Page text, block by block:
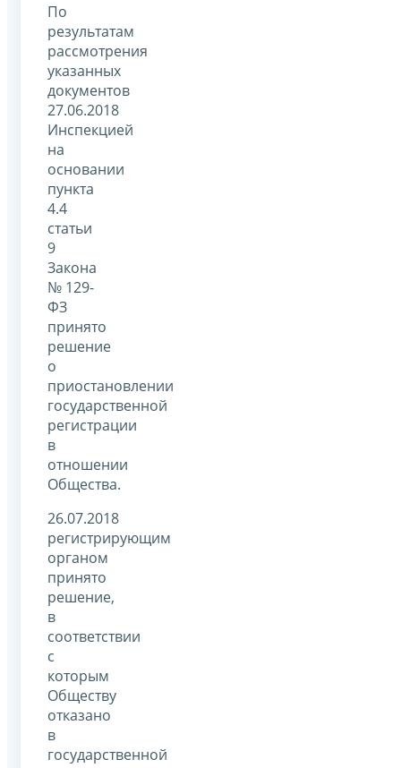
По
результатам
рассмотрения
указанных
документов
27.06.2018
Инспекцией
на
основании
пункта
4.4
статьи
9
Закона
№ 129-
ФЗ
принято
решение
о
приостановлении
государственной
регистрации
в
отношении
Общества.
26.07.2018
регистрирующим
органом
принято
решение,
в
соответствии
с
которым
Обществу
отказано
в
государственной